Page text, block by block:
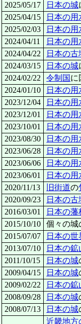
2025/05/17
日本の城
2025/04/15
日本の用
2025/02/03
日本の用
2024/04/11
日本の用
2024/04/22
日本の
2024/03/15
日本の城
2024/02/22
令制国に
2024/01/10
日本の用
2023/12/04
日本の用
2023/12/01
日本の用
2023/10/01
日本の用
2023/08/30
日本の用
2023/06/28
日本の用
2023/06/06
日本の用
2023/06/01
日本の用
2020/11/13
旧街道の
2020/09/23
日本の
2016/03/01
日本の
2015/10/10
個々の城
2015/07/07
日本の
2013/07/10
日本の鉱
2011/10/15
日本の城
2009/04/15
日本の城
2009/02/22
日本の鉱
2008/09/28
日本の城
2008/07/13
日本の城
近畿地方